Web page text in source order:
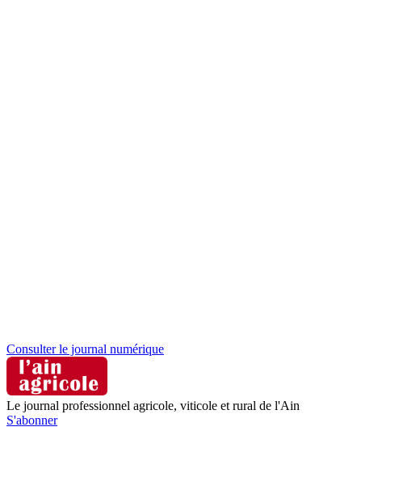
Consulter le journal numérique
Le journal professionnel agricole, viticole et rural de l'Ain
S'abonner